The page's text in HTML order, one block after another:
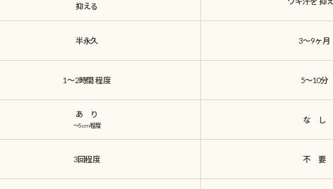
抑える
半永久 3～9ヶ月
1～2時間程度 5～10分
あ り
～5cm程度
な し
3回程度 不 要